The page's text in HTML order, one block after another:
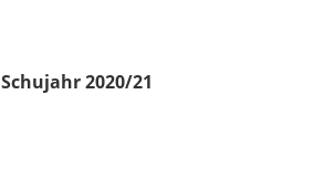
Schujahr 2020/21